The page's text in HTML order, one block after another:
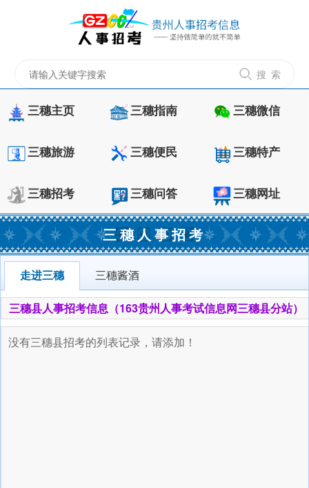
搜 索
三穗主页 三穗指南 三穗微信
三穗旅游 三穗便民 三穗特产
三穗招考 三穗问答 三穗网址
三穗人事招考
走进三穗 三穗酱酒
三穗县人事招考信息（163贵州人事考试信息网三穗县分站）
没有三穗县招考的列表记录，请添加！